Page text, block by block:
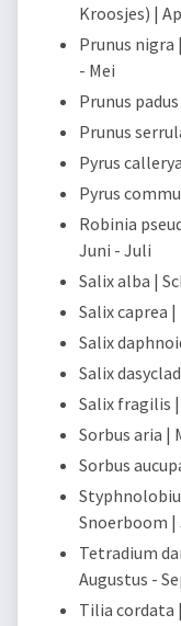
Kroosjes) |
Prunus
- Mei
Prunus
Prunus
Pyrus
Pyrus
Robinia
Juni - Juli
Salix alba |
Salix caprea
Salix
Salix
Salix fragilis
Sorbus aria |
Sorbus
Snoerboom |
Tetradium
Augustus -
Tilia cordata